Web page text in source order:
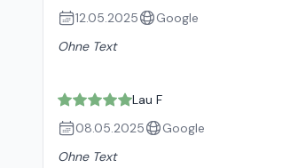
12.05.2025
Google
Ohne Text
Lau F
08.05.2025
Google
Ohne Text